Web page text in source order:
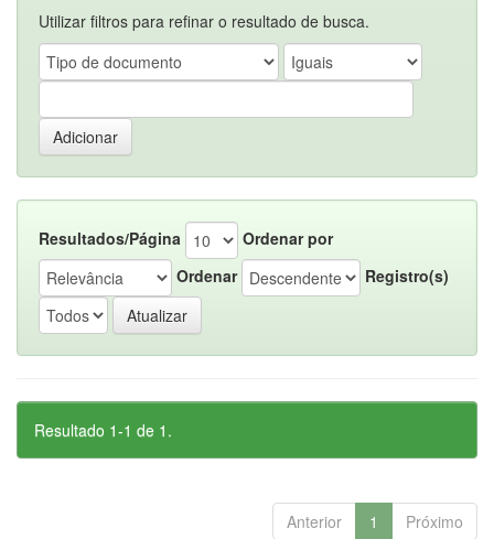
Utilizar filtros para refinar o resultado de busca.
Resultados/Página
Ordenar por
Ordenar
Registro(s)
Resultado 1-1 de 1.
Anterior 1 Próximo